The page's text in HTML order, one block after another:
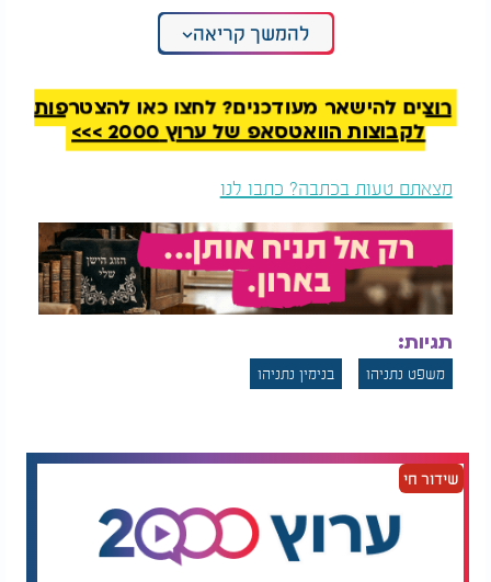
המלצות נוספות
הוועדה אישרה את
מינויו של זיני לראש
השב"כ
להציל את העסקה;
ממשל טראמפ שוב
מאיים
בשלב מסוים, כאשר המשיך עו"ד תדמור להציג שאלות,
אפשר שלא לתאם איתו את החקירה מראש? זו הטעיה -
מציגים מציאות שבה אפשר לחקור אותו בלי לתאם
מראש".
נתניהו עצמו חיזק את הדברים ואמר: "אין אפשרות לבוא
אליי בהפתעה, אין דבר כזה. האם הודיעו לי מראש? כן,
הודיעו לי".
להמשך קריאה
רוצים להישאר מעודכנים? לחצו כאן להצטרפות
לקבוצות הוואטסאפ של ערוץ 2000 >>>
מצאתם טעות בכתבה? כתבו לנו
תגיות:
משפט נתניהו בנימין נתניהו
שידור חי